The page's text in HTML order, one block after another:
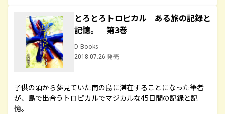
とろとろトロピカル ある旅の記録と
記憶。 第3巻
D-Books
2018.07.26 発売
子供の頃から夢見ていた南の島に滞在することになった筆者
が、島で出合うトロピカルでマジカルな45日間の記録と記
憶。